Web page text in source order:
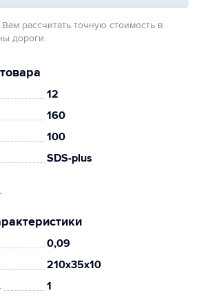
рассчитать точную стоимость в
дороги.
12
160
100
SDS-plus
0,09
210х35х10
1